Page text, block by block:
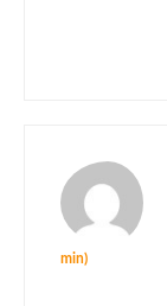
min)